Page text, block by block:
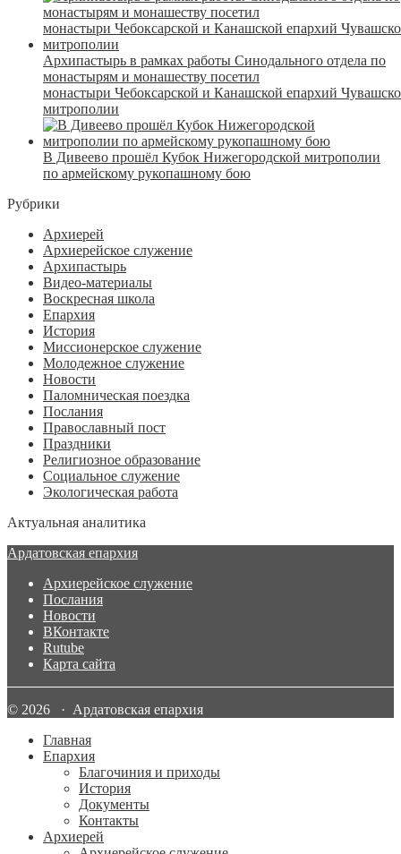
Архипастырь в рамках работы Синодального отдела по
монастырям и монашеству посетил
монастыри Чебоксарской и Канашской епархий
митрополии
В Дивеево прошёл Кубок Нижегородской митрополии
по армейскому рукопашному бою
Рубрики
Архиерей
Архиерейское служение
Архипастырь
Видео-материалы
Воскресная школа
Епархия
История
Миссионерское служение
Молодежное служение
Новости
Паломническая поездка
Послания
Православный пост
Праздники
Религиозное образование
Социальное служение
Экологическая работа
Актуальная аналитика
Ардатовская епархия
Архиерейское служение
Послания
Новости
ВКонтакте
Rutube
Карта сайта
© 2026 · Ардатовская епархия
Главная
Епархия
Благочиния и приходы
История
Документы
Контакты
Архиерей